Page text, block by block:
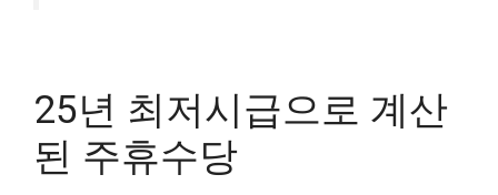
25년 최저시급으로 계산
된 주휴수당